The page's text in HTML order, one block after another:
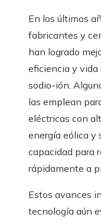
En los últimos
fabricantes y
han logrado
eficiencia y vida
sodio-ión.
las emplean
eléctricas con
energía eólica y
capacidad para
rápidamente a
Estos avances
tecnología aún